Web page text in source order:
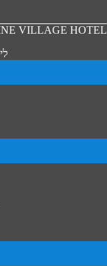
VILLAGE HOTEL
1